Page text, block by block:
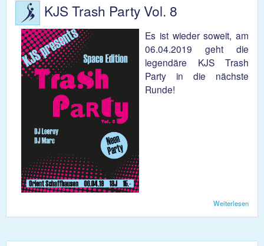
KJS Trash Party Vol. 8
Es ist wieder soweit, am
06.04.2019 geht die
legendäre KJS Trash
Party in die nächste
Runde!
Weiterlesen
Vol.